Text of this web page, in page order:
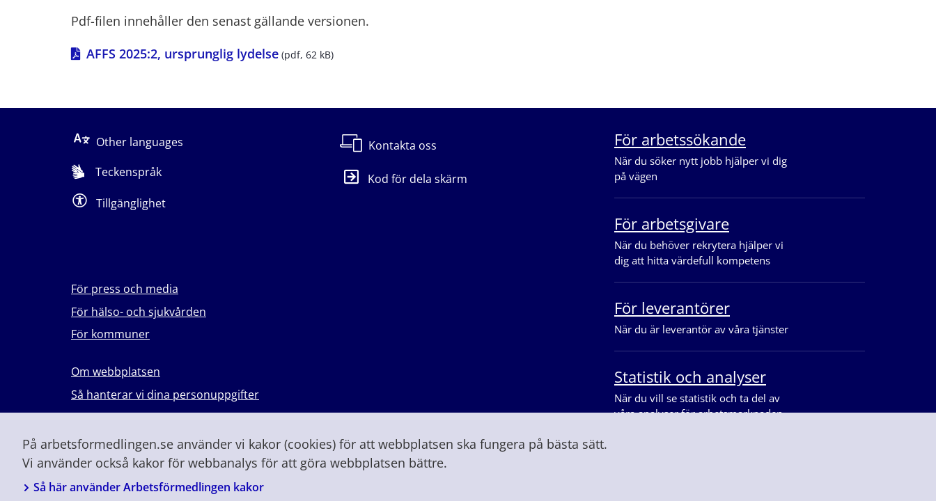
På arbetsformedlingen.se använder vi kakor (cookies) för att webbplatsen ska fungera på bästa sätt.
Vi använder också kakor för webbanalys för att göra webbplatsen bättre.
Så här använder Arbetsförmedlingen kakor
Pdf-filen innehåller den senast gällande versionen.
AFFS 2025:2, ursprunglig lydelsepdf, 62 kB.
(pdf, 62 kB)
Other languages
Teckenspråk
Tillgänglighet
Kontakta oss
Kod för dela skärm
För press och media
För hälso- och sjukvården
För kommuner
Om webbplatsen
Så hanterar vi dina personuppgifter
Lever du med våld i en nära relation?
Vid höjd beredskap och krig
För arbetssökande
När du söker nytt jobb hjälper vi dig
på vägen
För arbetsgivare
När du behöver rekrytera hjälper vi
dig att hitta värdefull kompetens
För leverantörer
När du är leverantör av våra tjänster
Statistik och analyser
När du vill se statistik och ta del av
våra analyser för arbetsmarknaden